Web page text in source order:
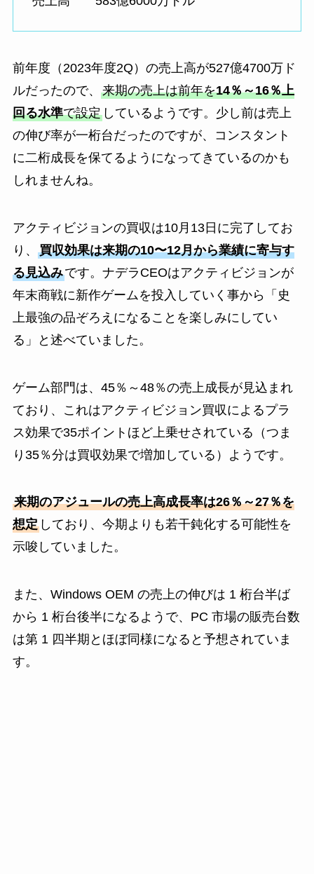
前年度（2023年度2Q）の売上高が527億4700万ド
ルだったので、 来期の売上は前年を14％～16％上
回る水準で設定しているようです。少し前は売上
の伸び率が一桁台だったのですが、コンスタント
に二桁成長を保てるようになってきているのかも
しれませんね。
アクティビジョンの買収は10月13日に完了してお
り、 買収効果は来期の10〜12月から業績に寄与す
る見込みです。ナデラCEOはアクティビジョンが
年末商戦に新作ゲームを投入していく事から「史
上最強の品ぞろえになることを楽しみにしてい
る」と述べていました。
ゲーム部門は、45％～48％の売上成長が見込まれ
ており、これはアクティビジョン買収によるプラ
ス効果で35ポイントほど上乗せされている（つま
り35％分は買収効果で増加している）ようです。
来期のアジュールの売上高成長率は26％～27％を
想定しており、今期よりも若干鈍化する可能性を
示唆していました。
また、Windows OEM の売上の伸びは 1 桁台半ば
から 1 桁台後半になるようで、PC 市場の販売台数
は第 1 四半期とほぼ同様になると予想されていま
す。